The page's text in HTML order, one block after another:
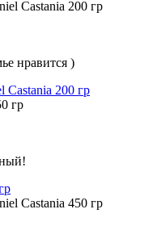
нравится )
200 гр